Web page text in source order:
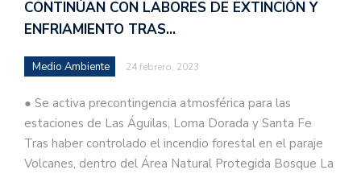
CONTINÚAN CON LABORES DE EXTINCIÓN Y
ENFRIAMIENTO TRAS…
Medio Ambiente 24 febrero, 2023
● Se activa precontingencia atmosférica para las
estaciones de Las Águilas, Loma Dorada y Santa Fe
Tras haber controlado el incendio forestal en el paraje
Volcanes, dentro del Área Natural Protegida Bosque La